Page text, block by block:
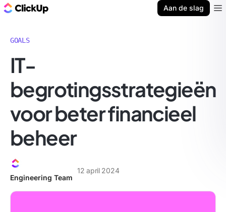
Aan de slag
GOALS
IT-
begrotingsstrategieën
voor beter financieel
beheer
Engineering Team
12 april 2024